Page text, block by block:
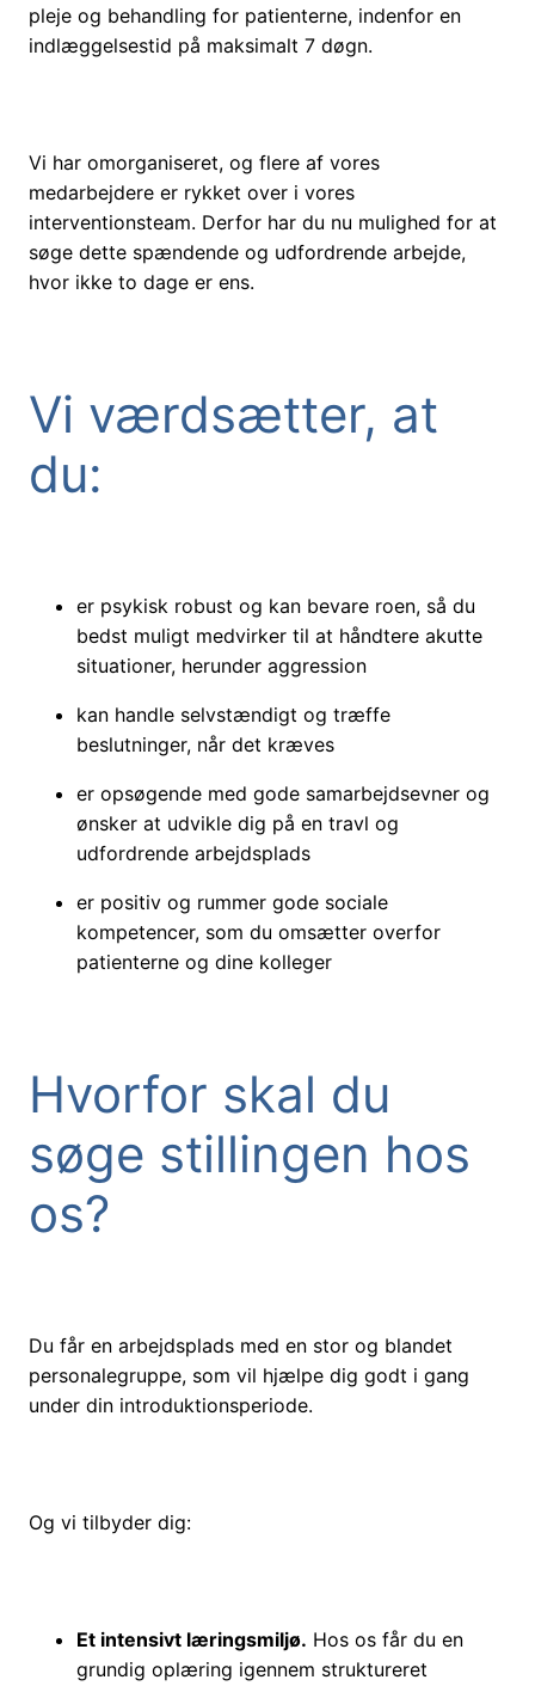
pleje og behandling for patienterne, indenfor en
indlæggelsestid på maksimalt 7 døgn.
Vi har omorganiseret, og flere af vores
medarbejdere er rykket over i vores
interventionsteam. Derfor har du nu mulighed for at
søge dette spændende og udfordrende arbejde,
hvor ikke to dage er ens.
Vi værdsætter, at
du:
er psykisk robust og kan bevare roen, så du
bedst muligt medvirker til at håndtere akutte
situationer, herunder aggression
kan handle selvstændigt og træffe
beslutninger, når det kræves
er opsøgende med gode samarbejdsevner og
ønsker at udvikle dig på en travl og
udfordrende arbejdsplads
er positiv og rummer gode sociale
kompetencer, som du omsætter overfor
patienterne og dine kolleger
Hvorfor skal du
søge stillingen hos
os?
Du får en arbejdsplads med en stor og blandet
personalegruppe, som vil hjælpe dig godt i gang
under din introduktionsperiode.
Og vi tilbyder dig:
Et intensivt læringsmiljø. Hos os får du en
grundig oplæring igennem struktureret